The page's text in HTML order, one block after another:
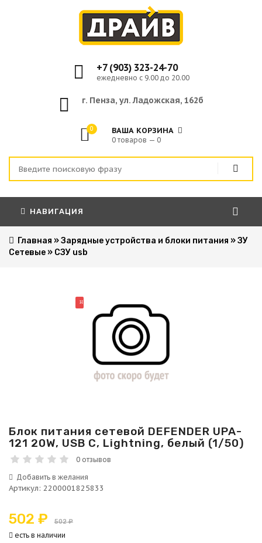
+7 (903) 323-24-70
ежедневно с 9.00 до 20.00
г. Пенза, ул. Ладожская, 162б
0 ВАША КОРЗИНА
0 товаров — 0
НАВИГАЦИЯ
Главная »Зарядные устройства и блоки питания »ЗУ
Сетевые » СЗУ usb
НОВИНКА
Блок питания сетевой DEFENDER UPA-
121 20W, USB C, Lightning, белый (1/50)
0 отзывов
Артикул: 2200001825833
502 ₽ 502 ₽
есть в наличии